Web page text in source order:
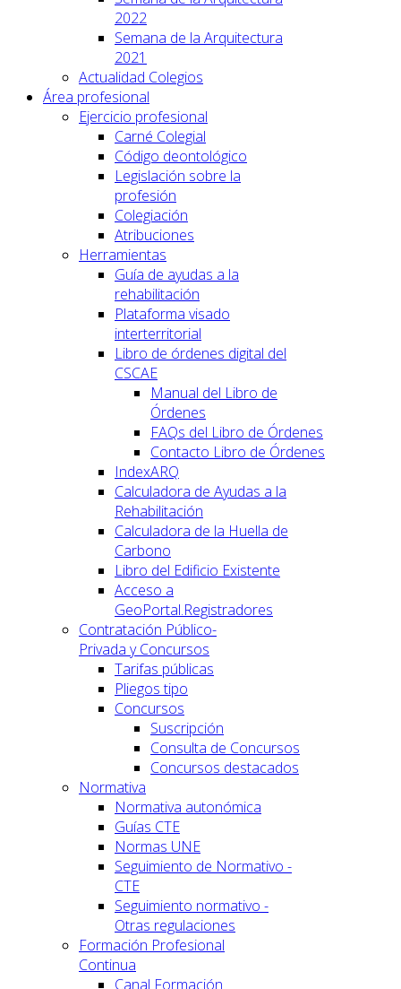
2022
Semana de la Arquitectura
2021
Actualidad Colegios
Área profesional
Ejercicio profesional
Carné Colegial
Código deontológico
Legislación sobre la
profesión
Colegiación
Atribuciones
Herramientas
Guía de ayudas a la
rehabilitación
Plataforma visado
interterritorial
Libro de órdenes digital del
CSCAE
Manual del Libro de
Órdenes
FAQs del Libro de Órdenes
Contacto Libro de Órdenes
IndexARQ
Calculadora de Ayudas a la
Rehabilitación
Calculadora de la Huella de
Carbono
Libro del Edificio Existente
Acceso a
GeoPortal.Registradores
Contratación Público-
Privada y Concursos
Tarifas públicas
Pliegos tipo
Concursos
Suscripción
Consulta de Concursos
Concursos destacados
Normativa
Normativa autonómica
Guías CTE
Normas UNE
Seguimiento de Normativo -
CTE
Seguimiento normativo -
Otras regulaciones
Formación Profesional
Continua
Canal Formación